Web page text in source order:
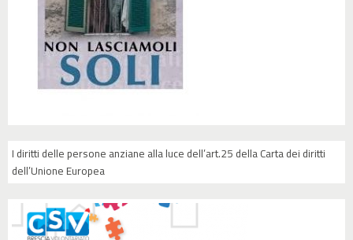
I diritti delle persone anziane alla luce dell’art.25 della Carta dei diritti
dell’Unione Europea